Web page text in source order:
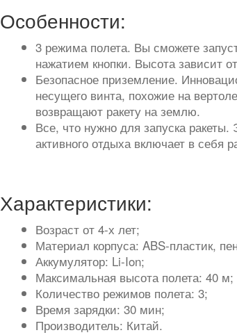
Особенности:
3 режима полета. Вы сможете
нажатием кнопки. Высота зависит
Безопасное приземление.
несущего винта, похожие на
возвращают ракету на землю.
Все, что нужно для запуска
активного отдыха включает в себя
Характеристики:
Возраст от 4-х лет;
Материал корпуса: ABS-пластик,
Аккумулятор: Li-Ion;
Максимальная высота полета: 40 м;
Количество режимов полета: 3;
Время зарядки: 30 мин;
Производитель: Китай.